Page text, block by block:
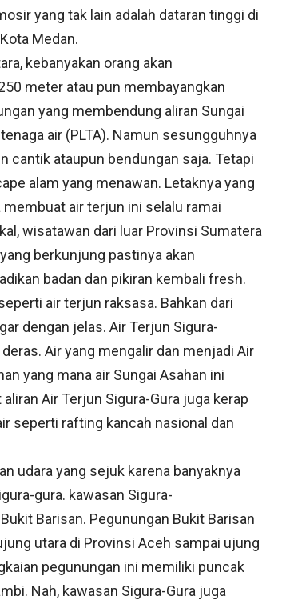
yang tak lain adalah dataran tinggi di
Medan.
kebanyakan orang akan
meter atau pun membayangkan
yang membendung aliran Sungai
air (PLTA). Namun sesungguhnya
cantik ataupun bendungan saja. Tetapi
alam yang menawan. Letaknya yang
air terjun ini selalu ramai
wisatawan dari luar Provinsi Sumatera
berkunjung pastinya akan
badan dan pikiran kembali fresh.
air terjun raksasa. Bahkan dari
dengan jelas. Air Terjun Sigura-
Air yang mengalir dan menjadi Air
yang mana air Sungai Asahan ini
Air Terjun Sigura-Gura juga kerap
seperti rafting kancah nasional dan
udara yang sejuk karena banyaknya
gura. kawasan Sigura-
Barisan. Pegunungan Bukit Barisan
utara di Provinsi Aceh sampai ujung
pegunungan ini memiliki puncak
Nah, kawasan Sigura-Gura juga